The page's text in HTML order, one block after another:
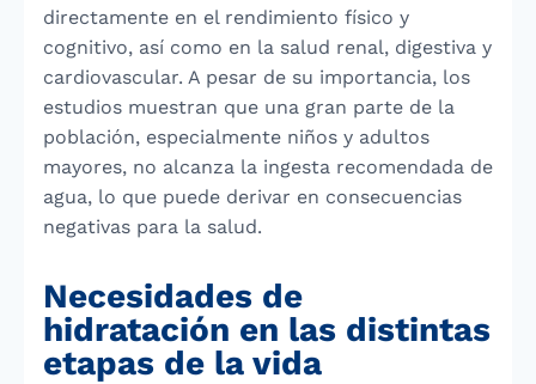
directamente en el rendimiento físico y
cognitivo, así como en la salud renal, digestiva y
cardiovascular. A pesar de su importancia, los
estudios muestran que una gran parte de la
población, especialmente niños y adultos
mayores, no alcanza la ingesta recomendada de
agua, lo que puede derivar en consecuencias
negativas para la salud.
Necesidades de
hidratación en las distintas
etapas de la vida